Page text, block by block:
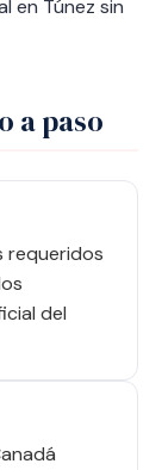
en Túnez sin
a paso
requeridos
del